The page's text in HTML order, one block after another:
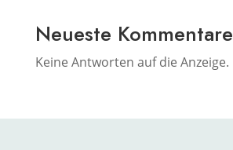
Neueste Kommentare
Keine Antworten auf die Anzeige.